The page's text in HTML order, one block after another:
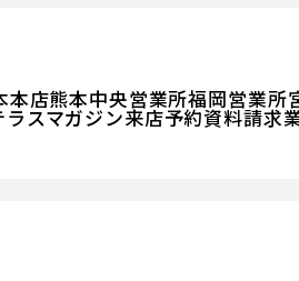
本店熊本中央営業所福岡営業所
ラスマガジン来店予約資料請求